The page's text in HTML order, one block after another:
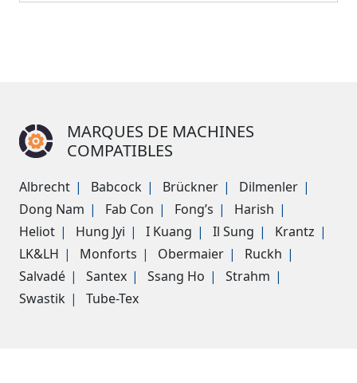
MARQUES DE MACHINES
COMPATIBLES
Albrecht Babcock Brückner
Dilmenler
Dong Nam
Fab Con Fong’s
Harish
Heliot
Hung Jyi I Kuang Il Sung
Krantz
LK&LH
Monforts Obermaier
Ruckh
Salvadé
Santex Ssang Ho
Strahm
Swastik
Tube-Tex